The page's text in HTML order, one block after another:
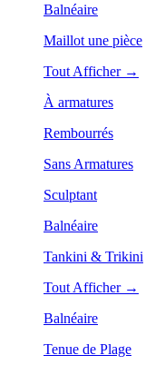
Balnéaire
Maillot une pièce
Tout Afficher →
À armatures
Rembourrés
Sans Armatures
Sculptant
Balnéaire
Tankini & Trikini
Tout Afficher →
Balnéaire
Tenue de Plage